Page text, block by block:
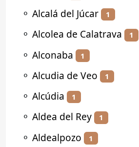
⚬ Alcalá del Júcar 1
⚬ Alcolea de Calatrava 1
⚬ Alconaba 1
⚬ Alcudia de Veo 1
⚬ Alcúdia 1
⚬ Aldea del Rey 1
⚬ Aldealpozo 1